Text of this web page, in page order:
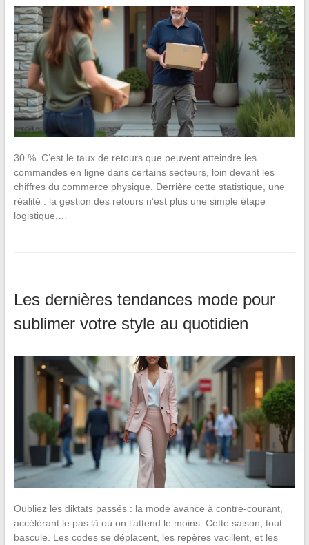
30 %. C’est le taux de retours que peuvent atteindre les
commandes en ligne dans certains secteurs, loin devant les
chiffres du commerce physique. Derrière cette statistique, une
réalité : la gestion des retours n’est plus une simple étape
logistique,…
Les dernières tendances mode pour
sublimer votre style au quotidien
Oubliez les diktats passés : la mode avance à contre-courant,
accélérant le pas là où on l’attend le moins. Cette saison, tout
bascule. Les codes se déplacent, les repères vacillent, et les